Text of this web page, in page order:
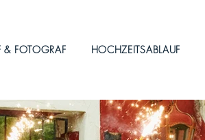
& FOTOGRAF HOCHZEITSABLAUF